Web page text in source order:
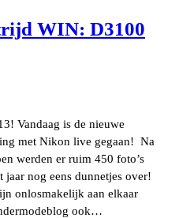
WIN: D3100
Vandaag is de nieuwe
met Nikon live gegaan! Na
werden er ruim 450 foto’s
nog eens dunnetjes over!
onlosmakelijk aan elkaar
ook…